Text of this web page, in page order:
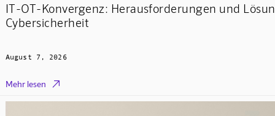
IT-OT-Konvergenz: Herausforderungen und
Cybersicherheit
August 7, 2026
Mehr lesen 